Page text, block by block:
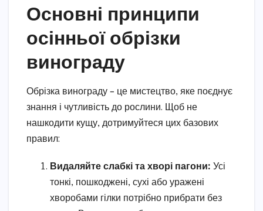
Основні принципи
осінньої обрізки
винограду
Обрізка винограду – це мистецтво, яке поєднує
знання і чутливість до рослини. Щоб не
нашкодити кущу, дотримуйтеся цих базових
правил:
Видаляйте слабкі та хворі пагони: Усі
тонкі, пошкоджені, сухі або уражені
хворобами гілки потрібно прибрати без